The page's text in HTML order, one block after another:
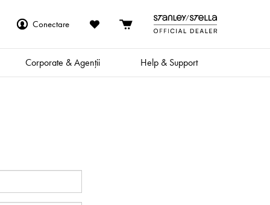
Conectare
Corporate & Agenții Help & Support